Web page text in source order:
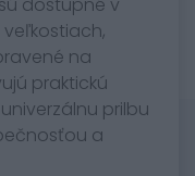
dostupné v
na
praktickú
prilbu
a